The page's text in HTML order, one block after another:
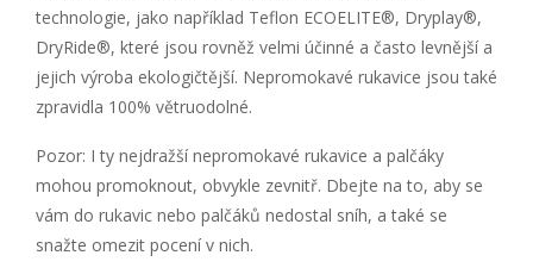
technologie, jako například Teflon ECOELITE®, Dryplay®,
DryRide®, které jsou rovněž velmi účinné a často levnější a
jejich výroba ekologičtější. Nepromokavé rukavice jsou také
zpravidla 100% větruodolné.
Pozor: I ty nejdražší nepromokavé rukavice a palčáky
mohou promoknout, obvykle zevnitř. Dbejte na to, aby se
vám do rukavic nebo palčáků nedostal sníh, a také se
snažte omezit pocení v nich.